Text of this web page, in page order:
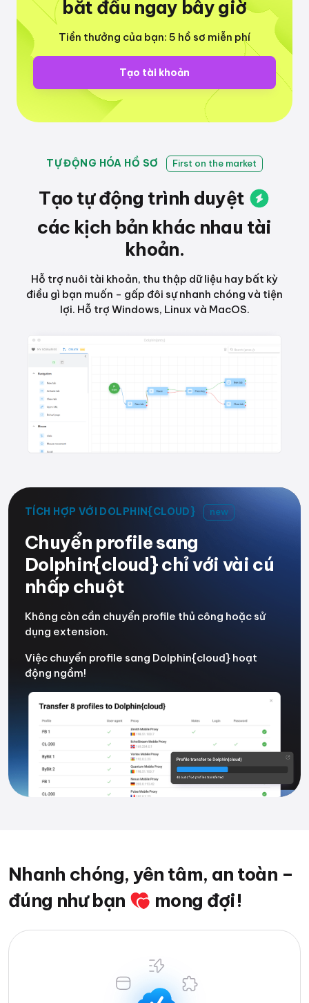
bắt đầu ngay bây giờ
Tiền thưởng của bạn: 5 hồ sơ miễn phí
Tạo tài khoản
TỰ ĐỘNG HÓA HỒ SƠ First on the market
Tạo tự động trình duyệt
các kịch bản khác nhau tài
khoản.
Hỗ trợ nuôi tài khoản, thu thập dữ liệu hay bất kỳ
điều gì bạn muốn - gấp đôi sự nhanh chóng và tiện
lợi. Hỗ trợ Windows, Linux và MacOS.
TÍCH HỢP VỚI DOLPHIN{CLOUD} new
Chuyển profile sang
Dolphin{cloud} chỉ với vài cú
nhấp chuột
Không còn cần chuyển profile thủ công hoặc sử
dụng extension.
Việc chuyển profile sang Dolphin{cloud} hoạt
động ngầm!
Nhanh chóng, yên tâm, an toàn –
đúng như bạn
mong đợi!